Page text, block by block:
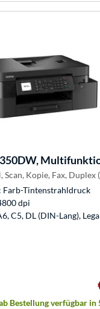
Scan, Kopie, Fax, Duplex
Farb-Tintenstrahldruck
dpi
C5, DL (DIN-Lang),
Bestellung verfügbar in